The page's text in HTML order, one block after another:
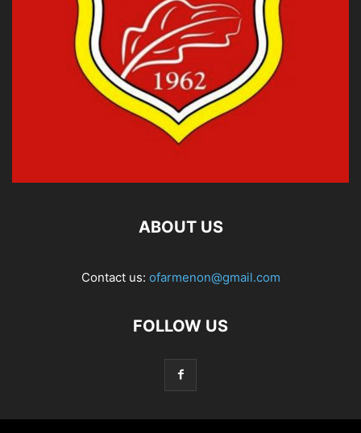
ABOUT US
Contact us: ofarmenon@gmail.com
FOLLOW US